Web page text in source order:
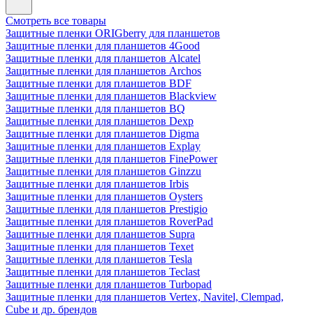
Смотреть все товары
Защитные пленки ORIGberry для планшетов
Защитные пленки для планшетов 4Good
Защитные пленки для планшетов Alcatel
Защитные пленки для планшетов Archos
Защитные пленки для планшетов BDF
Защитные пленки для планшетов Blackview
Защитные пленки для планшетов BQ
Защитные пленки для планшетов Dexp
Защитные пленки для планшетов Digma
Защитные пленки для планшетов Explay
Защитные пленки для планшетов FinePower
Защитные пленки для планшетов Ginzzu
Защитные пленки для планшетов Irbis
Защитные пленки для планшетов Oysters
Защитные пленки для планшетов Prestigio
Защитные пленки для планшетов RoverPad
Защитные пленки для планшетов Supra
Защитные пленки для планшетов Texet
Защитные пленки для планшетов Tesla
Защитные пленки для планшетов Teclast
Защитные пленки для планшетов Turbopad
Защитные пленки для планшетов Vertex, Navitel, Clempad,
Cube и др. брендов